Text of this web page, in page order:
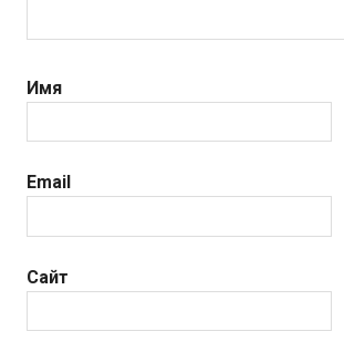
Имя
Email
Сайт